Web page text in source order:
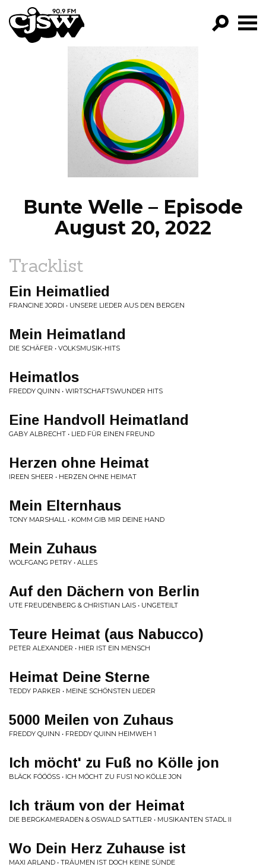
CJSW
FILTER BY:
PROGRAMS
EPISODES
NEWS
Bunte Welle – Episode
August 20, 2022
Tracklist
Ein Heimatlied
FRANCINE JORDI • UNSERE LIEDER AUS DEN BERGEN
Mein Heimatland
DIE SCHÄFER • VOLKSMUSIK-HITS
Heimatlos
FREDDY QUINN • WIRTSCHAFTSWUNDER HITS
Eine Handvoll Heimatland
GABY ALBRECHT • LIED FÜR EINEN FREUND
Herzen ohne Heimat
IREEN SHEER • HERZEN OHNE HEIMAT
Mein Elternhaus
TONY MARSHALL • KOMM GIB MIR DEINE HAND
Mein Zuhaus
WOLFGANG PETRY • ALLES
Auf den Dächern von Berlin
UTE FREUDENBERG & CHRISTIAN LAIS • UNGETEILT
Teure Heimat (aus Nabucco)
PETER ALEXANDER • HIER IST EIN MENSCH
Heimat Deine Sterne
TEDDY PARKER • MEINE SCHÖNSTEN LIEDER
5000 Meilen von Zuhaus
FREDDY QUINN • FREDDY QUINN HEIMWEH 1
Ich möcht' zu Fuß no Kölle jon
BLÄCK FÖÖÖSS • ICH MÖCHT ZU FUS1 NO KÖLLE JON
Ich träum von der Heimat
DIE BERGKAMERADEN & OSWALD SATTLER • MUSIKANTEN STADL II
Wo Dein Herz Zuhause ist
MAXI ARLAND • TRÄUMEN IST DOCH KEINE SÜNDE